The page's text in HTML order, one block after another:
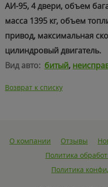
АИ-95, 4 двери, объем
масса 1395 кг, объем
привод, максимальная
цилиндровый двигатель.
Вид авто: битый,
Возврат к списку
О компании Отзывы
Политика
Политика